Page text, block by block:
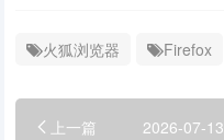
火狐浏览器 Firefox
上一篇
2026-07-13